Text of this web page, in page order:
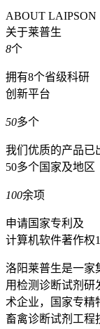
ABOUT LAIPSON
关于莱普生
8个
拥有8个省级科研
创新平台
50多个
我们优质的产品已
50多个国家及地区
100余项
申请国家专利及
计算机软件著作权
洛阳莱普生是一家
用检测诊断试剂研
术企业，国家专精
畜禽诊断试剂工程